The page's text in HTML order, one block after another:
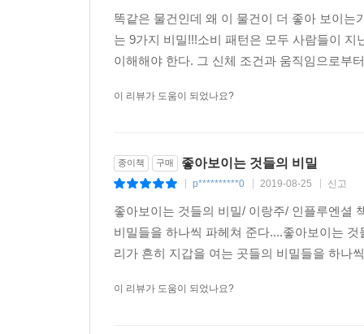
롯데마트가 참여한 오산 오색시장의 리뉴얼 사업
그 일을 진두지휘한 사람이 바로 이랑주다. 놀
* 류경우 롯데마트 상무, 대외협력부문장
똑같은 물건인데 왜 이 물건이 더 좋아 보이는
는 9가지 비밀!!!소비 패턴은 모두 사람들이
이해해야 한다. 그 신체 조건과 움직임으로부
이 리뷰가 도움이 되었나요?
종이책 구매 좋아보이는 것들의 비밀
p**********0 2019-08-25 신고
좋아보이는 것들의 비밀/ 이랑주/ 인플루엔셜
비밀들을 하나씩 파헤쳐 준다....좋아보이는
리가 흔히 지갑을 여는 곳들의 비밀들을 하나
이 리뷰가 도움이 되었나요?